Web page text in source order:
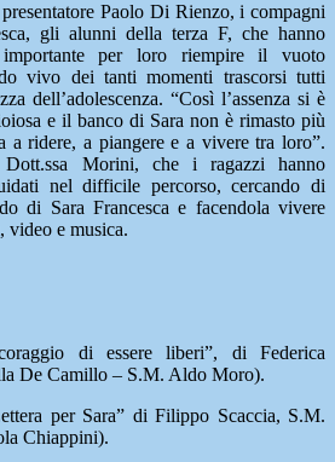
Paolo Di Rienzo, i compagni
gli alunni della terza F, che hanno
per loro riempire il vuoto
vivo dei tanti momenti trascorsi tutti
dell’adolescenza. “Così l’assenza si è
e il banco di Sara non è rimasto più
a ridere, a piangere e a vivere tra loro”.
Morini, che i ragazzi hanno
nel difficile percorso, cercando di
di Sara Francesca e facendola vivere
video e musica.
di essere liberi”, di Federica
De Camillo – S.M. Aldo Moro).
per Sara” di Filippo Scaccia, S.M.
Chiappini).